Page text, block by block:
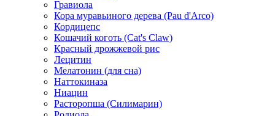
Гравиола
Кора муравьиного дерева (Pau d'Arco)
Кордицепс
Кошачий коготь (Cat's Claw)
Красный дрожжевой рис
Лецитин
Мелатонин (для сна)
Наттокиназа
Ниацин
Расторопша (Силимарин)